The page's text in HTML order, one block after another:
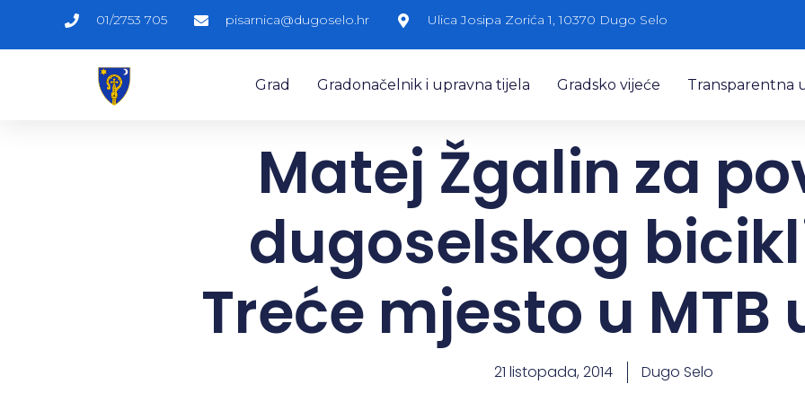
01/2753 705 pisarnica@dugoselo.hr Ulica Josipa Zorića 1, 10370 Dugo Selo
Grad Gradonačelnik i upravna tijela Gradsko vijeće Transparentna
Matej Žgalin za
dugoselskog
Treće mjesto u MTB
21 listopada, 2014 Dugo Selo